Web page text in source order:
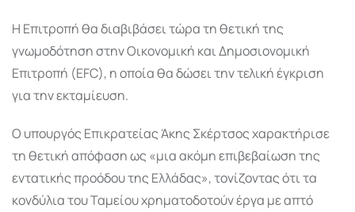
Η Επιτροπή θα διαβιβάσει τώρα τη θετική της
γνωμοδότηση στην Οικονομική και Δημοσιονομική
Επιτροπή (EFC), η οποία θα δώσει την τελική έγκριση
για την εκταμίευση.
Ο υπουργός Επικρατείας Άκης Σκέρτσος χαρακτήρισε
τη θετική απόφαση ως «μια ακόμη επιβεβαίωση της
εντατικής προόδου της Ελλάδας», τονίζοντας ότι τα
κονδύλια του Ταμείου χρηματοδοτούν έργα με απτό